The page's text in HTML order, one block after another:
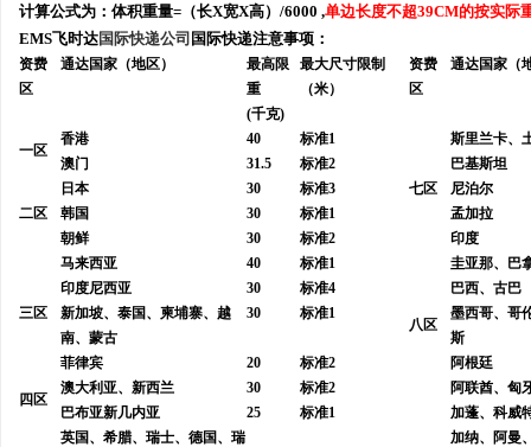
计算公式为：体积重量=（长X宽X高）/6000 ,单边长度不超39CM的按实际
EMS飞时达国际快递公司 国际快递注意事项：
资费
区
通达国家（地区）
最高限
重
(千克)
最大尺寸限制
（米）
资费
区
通达国家（
一区
香港 40 标准1
七区
斯里兰卡、
澳门
31.5 标准2 巴基斯坦
二区
日本 30 标准3
尼泊尔
韩国
30 标准1
孟加拉
朝鲜
30 标准2 印度
三区
马来西亚 40 标准1
八区
圭亚那、巴
印度尼西亚
30 标准4
巴西、古巴
新加坡、泰国、柬埔寨、越
南、蒙古
30 标准1
墨西哥、哥
斯
菲律宾
20 标准2 阿根廷
四区
澳大利亚、新西兰 30 标准2
阿联酋、匈
巴布亚新几内亚
25 标准1 加蓬、科威
英国、希腊、瑞士、德国、瑞
加纳、阿曼